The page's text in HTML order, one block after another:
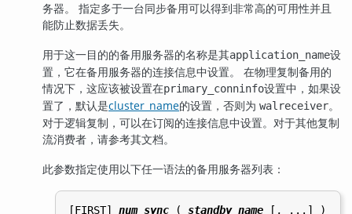
务器。 指定多于一台同步备用可以得到非常高的可用性并且
能防止数据丢失。
用于这一目的的备用服务器的名称是其application_name设
置，它在备用服务器的连接信息中设置。 在物理复制备用的
情况下，这应该被设置在primary_conninfo设置中，如果设
置了，默认是cluster_name的设置，否则为 walreceiver。
对于逻辑复制，可以在订阅的连接信息中设置。对于其他复制
流消费者，请参考其文档。
此参数指定使用以下任一语法的备用服务器列表：
[FIRST] num_sync ( standby_name [, ...] )